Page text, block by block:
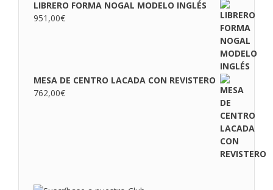
LIBRERO FORMA NOGAL MODELO INGLÉS
951,00€
MESA DE CENTRO LACADA CON REVISTERO
762,00€